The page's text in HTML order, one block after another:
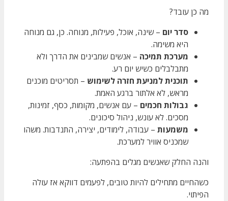
מה כן עובד?
סדר יום – שינה, אוכל, פעילות, מנוחה. כן, גם מנוחה
היא משימה.
מערכת תמיכה – אנשים שמבינים את הדרך ולא
מתבלבלים כשיש יום רע.
תוכנית למניעת חזרה לשימוש – תסריטים מוכנים
מראש, לא אלתור ברגע האמת.
גבולות חכמים – עם אנשים, מקומות, כסף, זמינות,
מסכים. לא עונש, ניהול סיכונים.
משמעות – עבודה, לימודים, יצירה, התנדבות. משהו
שמכניס אוויר למערכת.
והנה החלק שאנשים מגלים בהפתעה:
כשהחיים מתחילים להיות טובים, לפעמים דווקא אז עולה
הפיתוי.